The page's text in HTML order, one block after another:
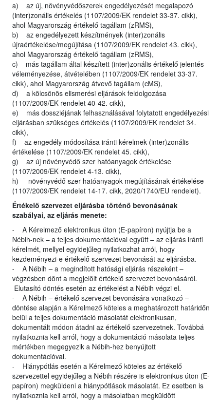
a) az új, növényvédőszerek engedélyezését megalapozó
(inter)zonális értékelés (1107/2009/EK rendelet 33-37. cikk),
ahol Magyarország értékelő tagállam (zRMS),
b) az engedélyezett készítmények (inter)zonális
újraértékelése/megújítása (1107/2009/EK rendelet 43. cikk),
ahol Magyarország értékelő tagállam (zRMS),
c) más tagállam által készített (inter)zonális értékelő jelentés
véleményezése, átvételében (1107/2009/EK rendelet 33-37.
cikk), ahol Magyarország átvevő tagállam (cMS),
d) a kölcsönös elismerési eljárások feldolgozása
(1107/2009/EK rendelet 40-42. cikk),
e) más dossziéjának felhasználásával folytatott engedélyezési
eljárásban szükséges értékelés (1107/2009/EK rendelet 34.
cikk),
f) az engedély módosítása iránti kérelmek (inter)zonális
értékelése (1107/2009/EK rendelet 45. cikk),
g) az új növényvédő szer hatóanyagok értékelése
(1107/2009/EK rendelet 4-13. cikk),
h) növényvédő szer hatóanyagok megújításának értékelése
(1107/2009/EK rendelet 14-17. cikk, 2020/1740/EU rendelet).
Értékelő szervezet eljárásba történő bevonásának
szabályai, az eljárás menete:
- A Kérelmező elektronikus úton (E-papíron) nyújtja be a
Nébih-nek – a teljes dokumentációval együtt – az eljárás iránti
kérelmét, mellyel egyidejűleg nyilatkozhat arról, hogy
kezdeményezi-e értékelő szervezet bevonását az eljárásba.
- A Nébih – a megindított hatósági eljárás részeként –
végzésben dönt a megjelölt értékelő szervezet bevonásáról.
Elutasító döntés esetén az értékelést a Nébih végzi el.
- A Nébih – értékelő szervezet bevonására vonatkozó –
döntése alapján a Kérelmező köteles a meghatározott határidőn
belül a teljes dokumentáció másolatát elektronikusan,
dokumentált módon átadni az értékelő szervezetnek. Továbbá
nyilatkoznia kell arról, hogy a dokumentáció másolata teljes
mértékben megegyezik a Nébih-hez benyújtott
dokumentációval.
- Hiánypótlás esetén a Kérelmező köteles az értékelő
szervezettel egyidejűleg a Nébih részére is elektronikus úton (E-
papíron) megküldeni a hiánypótlások másolatát. Ez esetben is
nyilatkoznia kell arról, hogy a másolatban megküldött